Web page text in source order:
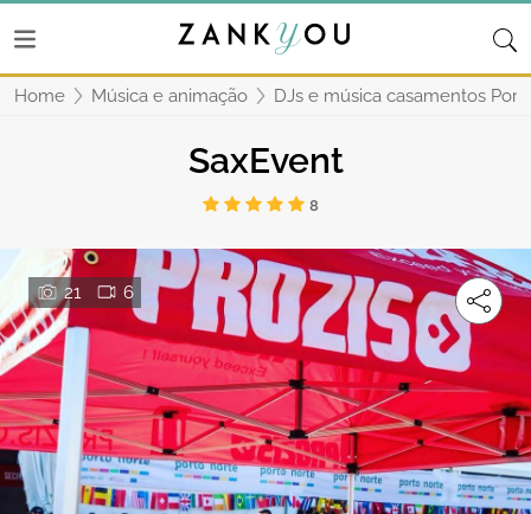
Home Música e animação DJs e música casamentos
SaxEvent
8
21 6